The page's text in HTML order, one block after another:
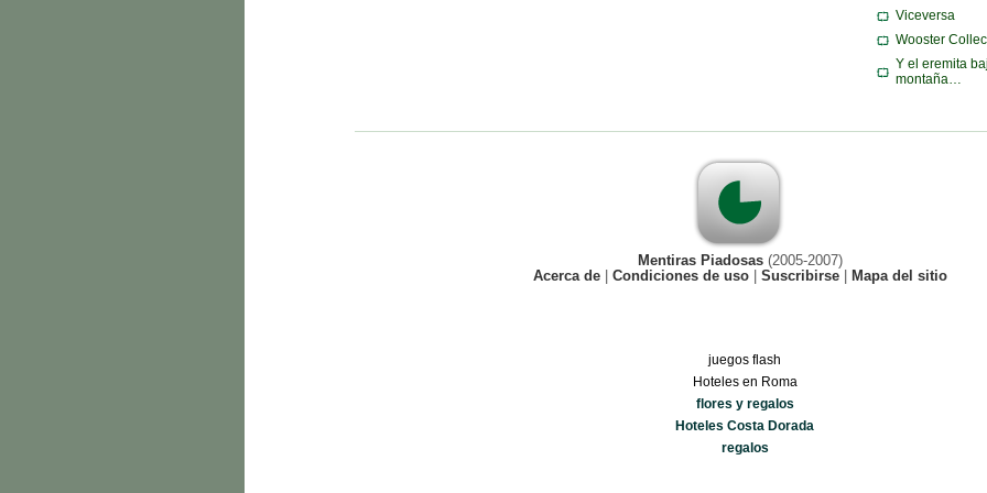
Viceversa
Wooster
Y el eremita
montaña…
Mentiras Piadosas (2005-2007)
Acerca de
Condiciones de uso Suscribirse Mapa del sitio
juegos flash
Hoteles en Roma
flores y regalos
Hoteles Costa Dorada
regalos